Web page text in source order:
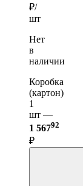
₽/
шт
Нет
в
наличии
Коробка
(картон)
1
шт —
1 56792
₽